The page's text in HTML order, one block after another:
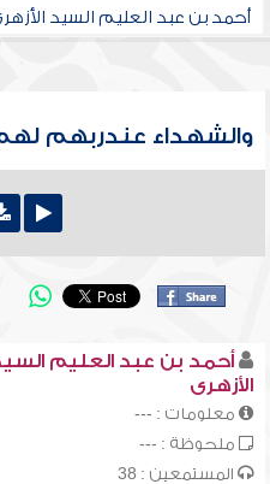
أحمد بن عبد العليم السيد
والشهداء عندربهم
أحمد بن عبد العليم
الأزهرى
معلومات : ---
ملحوظة : ---
المستمعين : 38